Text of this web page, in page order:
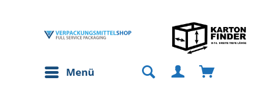
Menü